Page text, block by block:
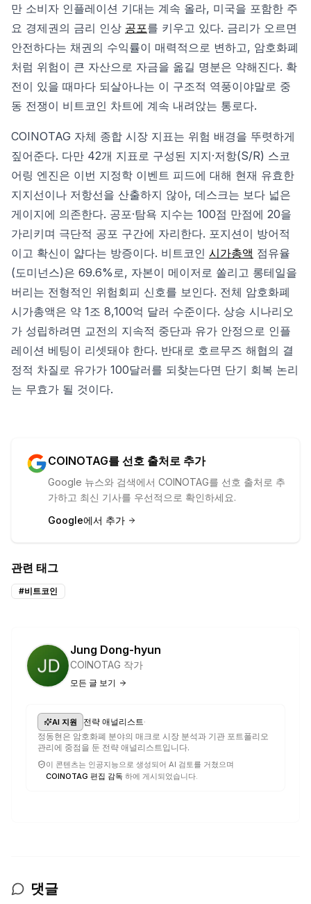
만 소비자 인플레이션 기대는 계속 올라, 미국을 포함한 주
요 경제권의 금리 인상 공포를 키우고 있다. 금리가 오르면
안전하다는 채권의 수익률이 매력적으로 변하고, 암호화폐
처럼 위험이 큰 자산으로 자금을 옮길 명분은 약해진다. 확
전이 있을 때마다 되살아나는 이 구조적 역풍이야말로 중
동 전쟁이 비트코인 차트에 계속 내려앉는 통로다.
COINOTAG 자체 종합 시장 지표는 위험 배경을 뚜렷하게
짚어준다. 다만 42개 지표로 구성된 지지·저항(S/R) 스코
어링 엔진은 이번 지정학 이벤트 피드에 대해 현재 유효한
지지선이나 저항선을 산출하지 않아, 데스크는 보다 넓은
게이지에 의존한다. 공포·탐욕 지수는 100점 만점에 20을
가리키며 극단적 공포 구간에 자리한다. 포지션이 방어적
이고 확신이 얇다는 방증이다. 비트코인 시가총액 점유율
(도미넌스)은 69.6%로, 자본이 메이저로 쏠리고 롱테일을
버리는 전형적인 위험회피 신호를 보인다. 전체 암호화폐
시가총액은 약 1조 8,100억 달러 수준이다. 상승 시나리오
가 성립하려면 교전의 지속적 중단과 유가 안정으로 인플
레이션 베팅이 리셋돼야 한다. 반대로 호르무즈 해협의 결
정적 차질로 유가가 100달러를 되찾는다면 단기 회복 논리
는 무효가 될 것이다.
COINOTAG를 선호 출처로 추가
Google 뉴스와 검색에서 COINOTAG를 선호 출처로 추
가하고 최신 기사를 우선적으로 확인하세요.
Google에서 추가
관련 태그
#비트코인
Jung Dong-hyun
COINOTAG 작가
모든 글 보기
AI 지원 전략 애널리스트·
정동현은 암호화폐 분야의 매크로 시장 분석과 기관 포트폴리오
관리에 중점을 둔 전략 애널리스트입니다.
이 콘텐츠는 인공지능으로 생성되어 AI 검토를 거쳤으며
COINOTAG 편집 감독 하에 게시되었습니다.
댓글